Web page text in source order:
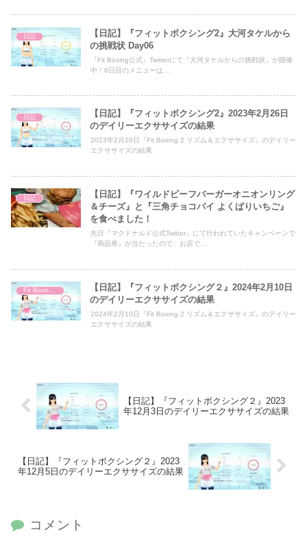
日記
【日記】『フィットボクシング2』大河タケルから
の挑戦状 Day06
『Fit Boxing公式』Twitterにて『大河タケルからの挑戦状』が開催
中！6日目のメニューは...
日記
【日記】『フィットボクシング2』2023年2月26日
のデイリーエクササイズの結果
2023年2月26日『Fit Boxing 2 リズム＆エクササイズ』のデイリー
エクササイズの結果
日記
【日記】『ワイルドビーフバーガーオニオンリング
＆チーズ』と『三角チョコパイ よくばりいちご』
を食べました！
先日『マクドナルド公式Twitter』にて行われていたキャンペーンで
『商品券』が当たったので、お店で...
Fit Boxing 2
【日記】『フィットボクシング２』2024年2月10日
のデイリーエクササイズの結果
2024年2月10日『Fit Boxing 2 リズム＆エクササイズ』のデイリー
エクササイズの結果
【日記】『フィットボクシング２』2023
年12月3日のデイリーエクササイズの結果
【日記】『フィットボクシング２』2023
年12月5日のデイリーエクササイズの結果
コメント